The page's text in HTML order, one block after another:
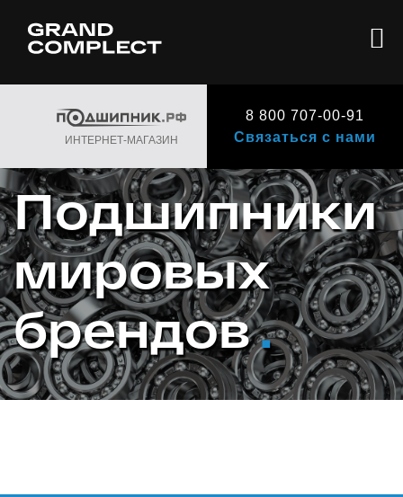
ИНТЕРНЕТ-МАГАЗИН
8 800 707-00-91
Связаться с нами
Подшипники
мировых
брендов.